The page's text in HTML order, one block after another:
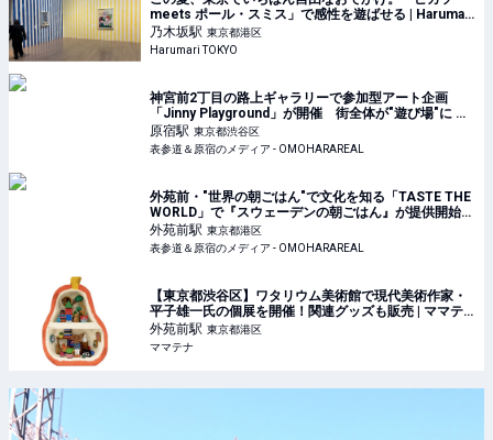
meets ポール・スミス」で感性を遊ばせる | Harumari
TOKYO
乃木坂駅 東京都港区
Harumari TOKYO
神宮前2丁目の路上ギャラリーで参加型アート企画
「Jinny Playground」が開催 街全体が"遊び場"に 街
や路上を舞台にした”宝探しゲーム”も｜表参道＆原宿
のメディア - OMOHARAREAL
原宿駅 東京都渋谷区
表参道＆原宿のメディア - OMOHARAREAL
外苑前・"世界の朝ごはん"で文化を知る「TASTE THE
WORLD」で『スウェーデンの朝ごはん』が提供開始
スウェーデンの夏の風物詩”ザリガニ”も｜表参道＆原
宿のメディア - OMOHARAREAL
外苑前駅 東京都港区
表参道＆原宿のメディア - OMOHARAREAL
【東京都渋谷区】ワタリウム美術館で現代美術作家・
平子雄一氏の個展を開催！関連グッズも販売 | ママテ
ナ
外苑前駅 東京都港区
ママテナ